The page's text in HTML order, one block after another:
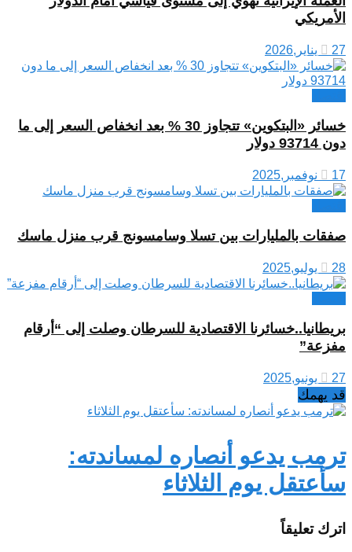
الأمريكي
27 يناير,2026
خسائر «البتكوين» تتجاوز 30 % بعد انخفاص السعر إلى ما
دون 93714 دولار
17 نوفمبر,2025
صفقات بالمليارات بين تسلا وسامسونج قرب منزل ماسك
28 يوليو,2025
بريطانيا..خسائرنا الاقتصادية للسرطان وصلت إلى “أرقام
مفزعة”
27 يونيو,2025
قد يهمك
ترمب يدعو أنصاره لمساندته:
سأعتقل يوم الثلاثاء
اترك تعليقاً